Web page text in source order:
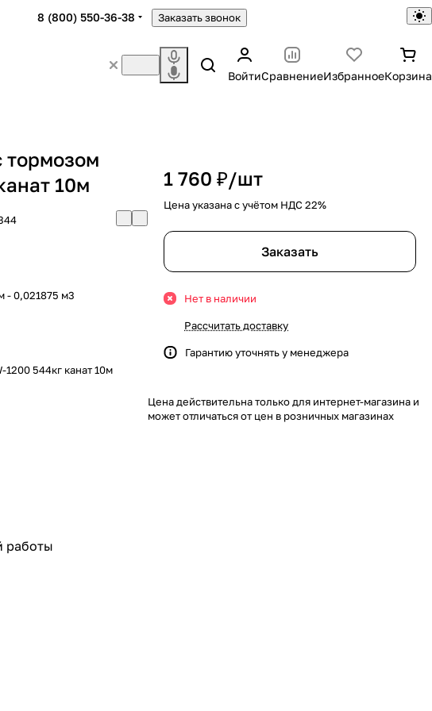
8 (800) 550-36-38 Заказать звонок
ВойтиСравнениеИзбранноеКорзина
тормозом
10м
- 0,021875 м3
544кг канат 10м
1 760 ₽/шт
Цена указана с учётом НДС 22%
Заказать
Нет в наличии
Рассчитать доставку
Гарантию уточнять у менеджера
Цена действительна только для интернет-магазина и
может отличаться от цен в розничных магазинах
работы